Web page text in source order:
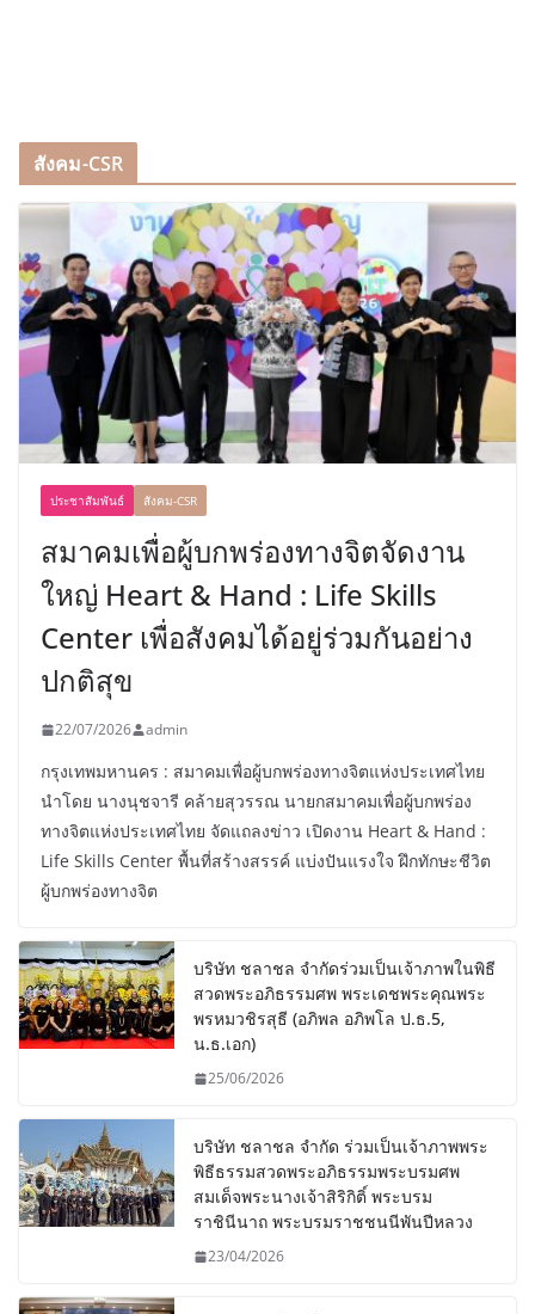
สังคม-CSR
ประชาสัมพันธ์ สังคม-CSR
สมาคมเพื่อผู้บกพร่องทางจิตจัดงาน
ใหญ่ Heart & Hand : Life Skills
Center เพื่อสังคมได้อยู่ร่วมกันอย่าง
ปกติสุข
22/07/2026 admin
กรุงเทพมหานคร : สมาคมเพื่อผู้บกพร่องทางจิตแห่งประเทศไทย
นำโดย นางนุชจารี คล้ายสุวรรณ นายกสมาคมเพื่อผู้บกพร่อง
ทางจิตแห่งประเทศไทย จัดแถลงข่าว เปิดงาน Heart & Hand :
Life Skills Center พื้นที่สร้างสรรค์ แบ่งปันแรงใจ ฝึกทักษะชีวิต
ผู้บกพร่องทางจิต
บริษัท ชลาชล จำกัดร่วมเป็นเจ้าภาพในพิธี
สวดพระอภิธรรมศพ พระเดชพระคุณพระ
พรหมวชิรสุธี (อภิพล อภิพโล ป.ธ.5,
น.ธ.เอก)
25/06/2026
บริษัท ชลาชล จำกัด ร่วมเป็นเจ้าภาพพระ
พิธีธรรมสวดพระอภิธรรมพระบรมศพ
สมเด็จพระนางเจ้าสิริกิติ์ พระบรม
ราชินีนาถ พระบรมราชชนนีพันปีหลวง
23/04/2026